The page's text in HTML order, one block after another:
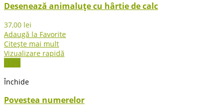
Desenează animaluțe cu hârtie de calc
37,00 lei
Adaugă la Favorite
Citește mai mult
Vizualizare rapidă
-10%
Închide
Povestea numerelor